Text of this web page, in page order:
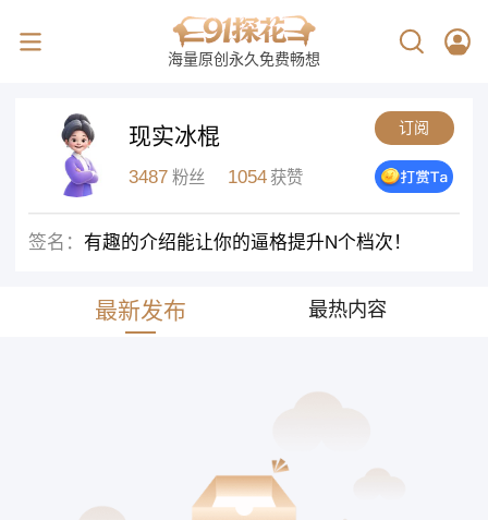
海量原创永久免费畅想
现实冰棍 订阅
3487 粉丝 1054 获赞
签名： 有趣的介绍能让你的逼格提升N个档次！
最新发布 最热内容